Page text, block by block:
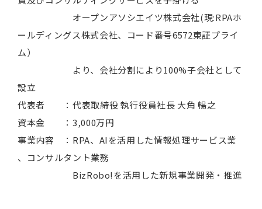
オープンアソシエイツ株式会社(現:RPAホ
ールディングス株式会社、コード番号6572東証プライ
ム）
より、会社分割により100%子会社として
設立
代表者 ：代表取締役 執行役員社長 大角 暢之
資本金 ：3,000万円
事業内容 ：RPA、AIを活用した情報処理サービス業
、コンサルタント業務
BizRobo!を活用した新規事業開発・推進